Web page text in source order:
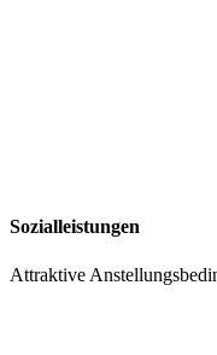
Sozialleistungen
Attraktive